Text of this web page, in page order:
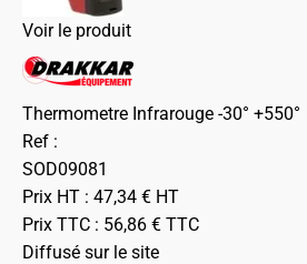
Voir le produit
Thermometre Infrarouge -30° +550°
Ref :
SOD09081
Prix HT : 47,34 € HT
Prix TTC : 56,86 € TTC
Diffusé sur le site